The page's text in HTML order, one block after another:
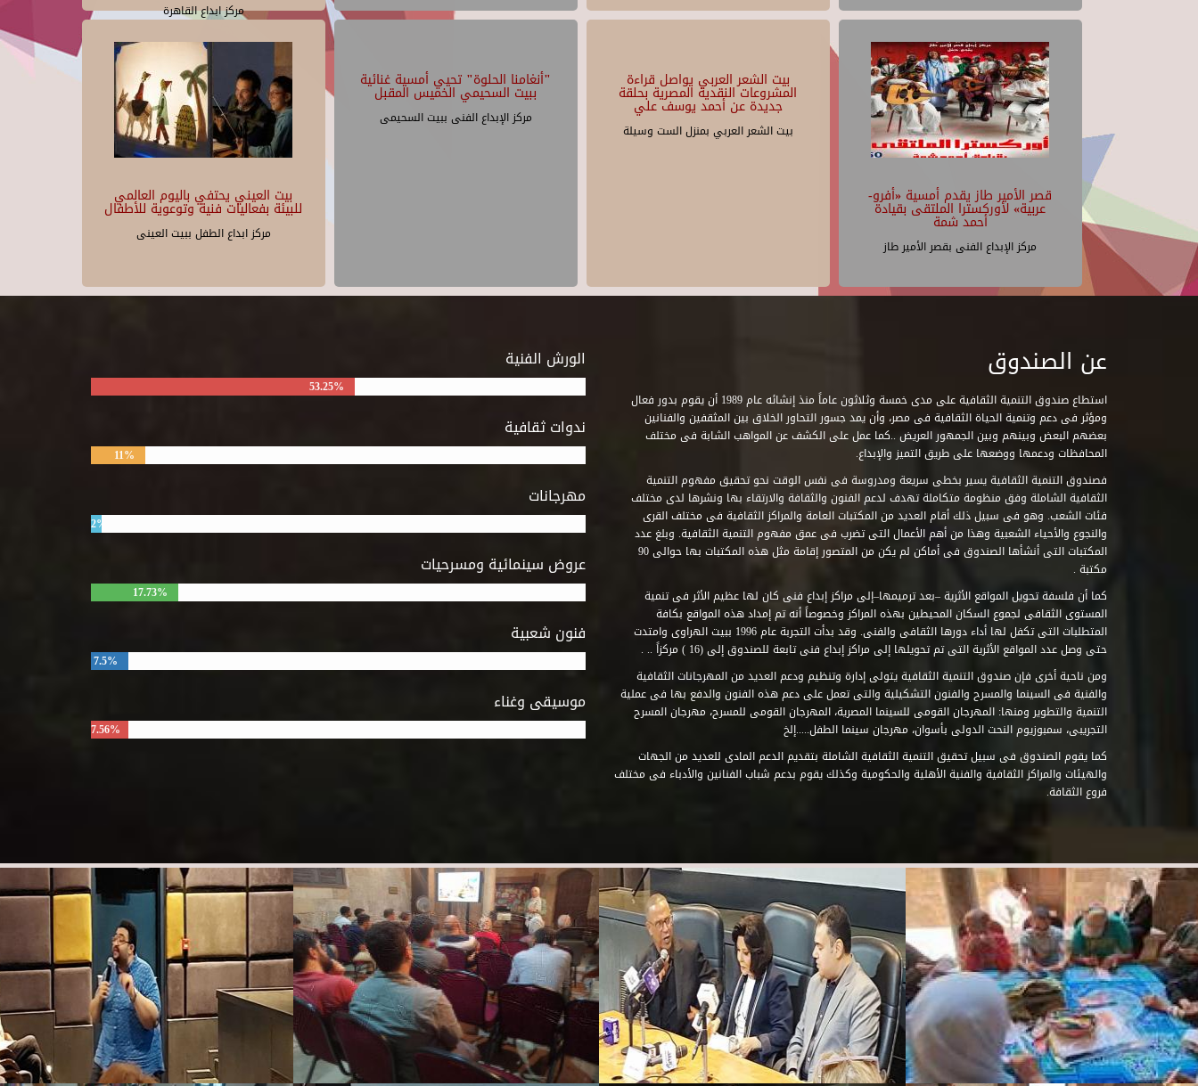
مركز ابداع القاهرة
بيت العيني يحتفي باليوم العالمي
للبيئة بفعاليات فنية وتوعوية للأطفال
مركز ابداع الطفل ببيت العينى
"أنغامنا الحلوة" تحيي أمسية غنائية
ببيت السحيمي الخميس المقبل
مركز الإبداع الفنى ببيت السحيمى
بيت الشعر العربي يواصل قراءة
المشروعات النقدية المصرية بحلقة
جديدة عن أحمد يوسف علي
بيت الشعر العربي بمنزل الست وسيلة
قصر الأمير طاز يقدم أمسية «أفرو-
عربية» لأوركسترا الملتقى بقيادة
أحمد شمة
مركز الإبداع الفنى بقصر الأمير طاز
الورش الفنية
53.25%
ندوات ثقافية
11%
مهرجانات
2%
عروض سينمائية ومسرحيات
17.73%
فنون شعبية
7.5%
موسيقى وغناء
7.56%
عن الصندوق
استطاع صندوق التنمية الثقافية على مدى خمسة وثلاثون عاماً منذ إنشائه عام 1989 أن يقوم بدور فعال
ومؤثر فى دعم وتنمية الحياة الثقافية فى مصر، وأن يمد جسور التحاور الخلاق بين المثقفين والفنانين
بعضهم البعض وبينهم وبين الجمهور العريض ..كما عمل على الكشف عن المواهب الشابة فى مختلف
المحافظات ودعمها ووضعها على طريق التميز والإبداع.
فصندوق التنمية الثقافية يسير بخطى سريعة ومدروسة فى نفس الوقت نحو تحقيق مفهوم التنمية
الثقافية الشاملة وفق منظومة متكاملة تهدف لدعم الفنون والثقافة والارتقاء بها ونشرها لدى مختلف
فئات الشعب. وهو فى سبيل ذلك أقام العديد من المكتبات العامة والمراكز الثقافية فى مختلف القرى
والنجوع والأحياء الشعبية وهذا من أهم الأعمال التى تضرب فى عمق مفهوم التنمية الثقافية. وبلغ عدد
المكتبات التى أنشأها الصندوق فى أماكن لم يكن من المتصور إقامة مثل هذه المكتبات بها حوالى 90
مكتبة .
كما أن فلسفة تحويل المواقع الأثرية –بعد ترميمها–إلى مراكز إبداع فنى كان لها عظيم الأثر فى تنمية
المستوى الثقافى لجموع السكان المحيطين بهذه المراكز وخصوصاً أنه تم إمداد هذه المواقع بكافة
المتطلبات التى تكفل لها أداء دورها الثقافى والفنى. وقد بدأت التجربة عام 1996 ببيت الهراوى وامتدت
حتى وصل عدد المواقع الأثرية التى تم تحويلها إلى مراكز إبداع فنى تابعة للصندوق إلى (16 ) مركزاً .. .
ومن ناحية أخرى فإن صندوق التنمية الثقافية يتولى إدارة وتنظيم ودعم العديد من المهرجانات الثقافية
والفنية فى السينما والمسرح والفنون التشكيلية والتى تعمل على دعم هذه الفنون والدفع بها فى عملية
التنمية والتطوير ومنها: المهرجان القومى للسينما المصرية، المهرجان القومى للمسرح، مهرجان المسرح
التجريبى، سمبوزيوم النحت الدولى بأسوان، مهرجان سينما الطفل.....إلخ
كما يقوم الصندوق فى سبيل تحقيق التنمية الثقافية الشاملة بتقديم الدعم المادى للعديد من الجهات
والهيئات والمراكز الثقافية والفنية الأهلية والحكومية وكذلك يقوم بدعم شباب الفنانين والأدباء فى مختلف
فروع الثقافة.